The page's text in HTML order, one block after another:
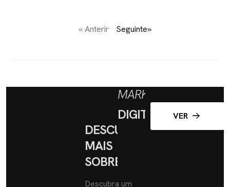
« Anterir Seguinte»
DESCUBRA
MAIS
SOBRE
MARKETING
DIGITAL
Descubra um
VER